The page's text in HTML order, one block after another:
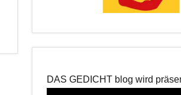
DAS GEDICHT blog wird